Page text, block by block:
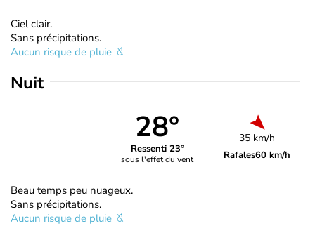
Ciel clair.
Sans précipitations.
Aucun risque de pluie
Nuit
28°
Ressenti 23°
sous l'effet du vent
35 km/h
Rafales60 km/h
Beau temps peu nuageux.
Sans précipitations.
Aucun risque de pluie